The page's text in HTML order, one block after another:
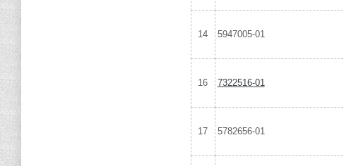
14 5947005-01
16 7322516-01
17 5782656-01